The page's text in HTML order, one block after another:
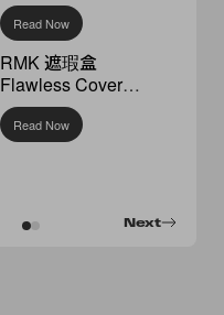
Read Now
RMK 遮瑕盒
Flawless Cover
Concealer
Read Now
Next